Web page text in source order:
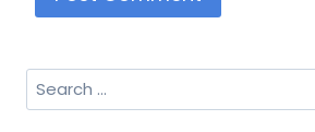
Search
for: